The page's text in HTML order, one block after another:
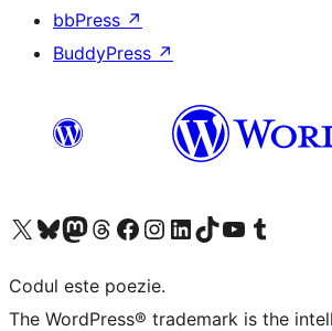
bbPress ↗
BuddyPress ↗
Mergi la contul nostru X (fost Twitter)
Vizitează contul nostru Bluesky
Vizitează contul nostru Mastodon
Vizitează contul nostru Threads
Vizitează pagina noastră Facebook
Vizitează-ne pe Instagram
Vizitează-ne pe LinkedIn
Vizitează contul nostru TikTok
Vizitează canalul nostru YouTube
Vizitează contul nostru Tumblr
Codul este poezie.
The WordPress® trademark is the